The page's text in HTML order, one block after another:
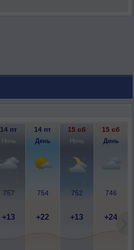
14 пт 14 пт 15 сб 15 сб
Ночь День Ночь День
757 754 752 746
+13 +22 +13 +24